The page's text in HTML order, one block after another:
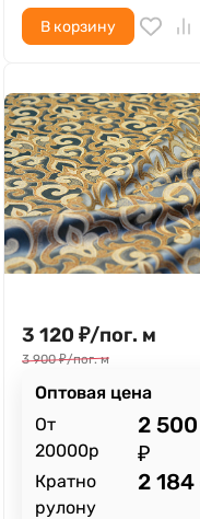
В корзину
3 120 ₽/пог. м
3 900 ₽/пог. м
Оптовая цена
От
20000р
2 500
₽
Кратно
рулону
2 184